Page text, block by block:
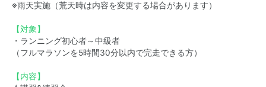
※雨天実施（荒天時は内容を変更する場合があります）
【対象】
・ランニング初心者～中級者
（フルマラソンを5時間30分以内で完走できる方）
【内容】